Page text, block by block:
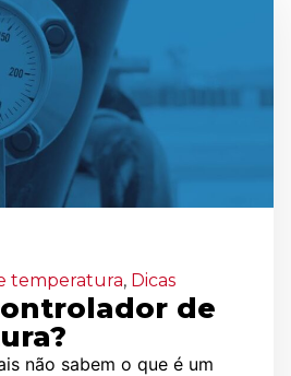
temperatura, Dicas
de
não sabem o que é um